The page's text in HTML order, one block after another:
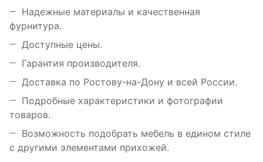
Надежные материалы и качественная
фурнитура.
Доступные цены.
Гарантия производителя.
Доставка по Ростову-на-Дону и всей России.
Подробные характеристики и фотографии
товаров.
Возможность подобрать мебель в едином стиле
с другими элементами прихожей.